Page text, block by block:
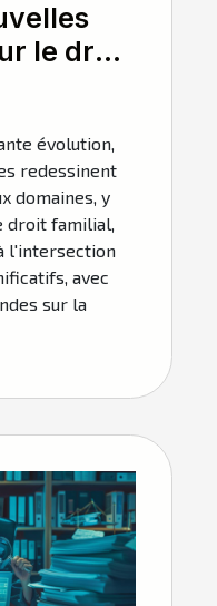
le droit
évolution,
redessinent
domaines, y
droit familial,
l'intersection
avec
sur la